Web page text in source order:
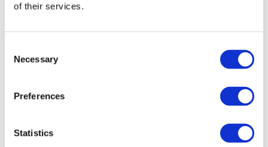
of their services.
Selection
Necessary
Preferences
Statistics
47,25 £